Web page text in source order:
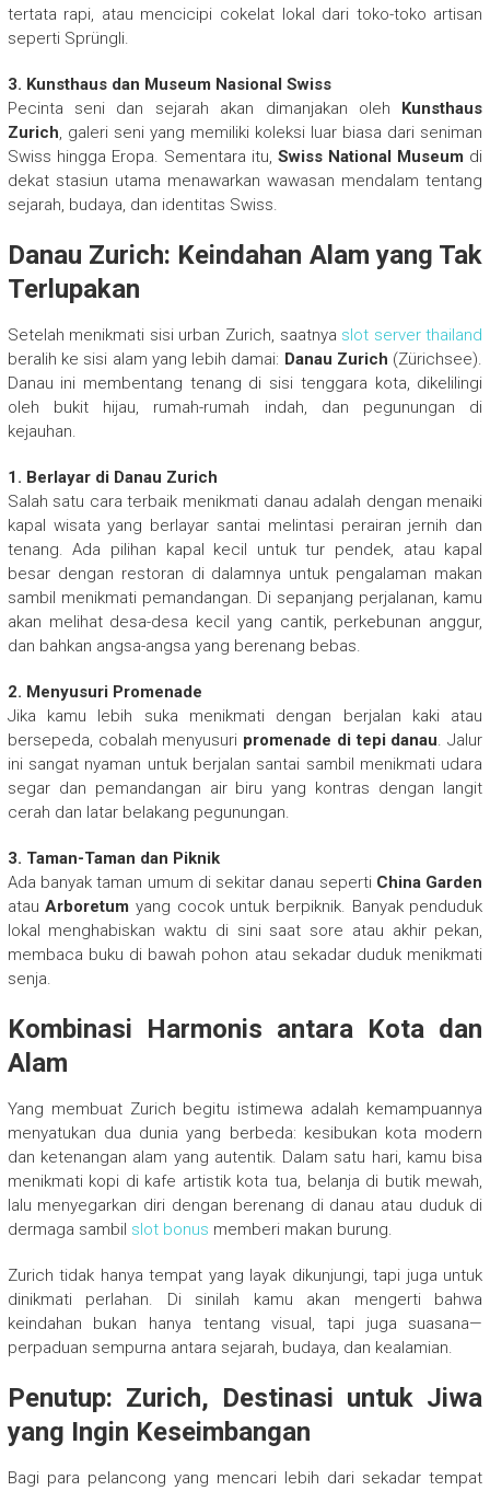
tertata rapi, atau mencicipi cokelat lokal dari toko-toko artisan
seperti Sprüngli.
3. Kunsthaus dan Museum Nasional Swiss
Pecinta seni dan sejarah akan dimanjakan oleh
Kunsthaus
Zurich, galeri seni yang memiliki koleksi luar biasa dari seniman
Swiss hingga Eropa. Sementara itu,Swiss National Museum di
dekat stasiun utama menawarkan wawasan mendalam tentang
sejarah, budaya, dan identitas Swiss.
Danau Zurich: Keindahan Alam yang Tak
Terlupakan
Setelah menikmati sisi urban Zurich, saatnya slot server thailand
beralih ke sisi alam yang lebih damai: Danau Zurich (Zürichsee).
Danau ini membentang tenang di sisi tenggara kota, dikelilingi
oleh bukit hijau, rumah-rumah indah, dan pegunungan di
kejauhan.
1. Berlayar di Danau Zurich
Salah satu cara terbaik menikmati danau adalah dengan menaiki
kapal wisata yang berlayar santai melintasi perairan jernih dan
tenang. Ada pilihan kapal kecil untuk tur pendek, atau kapal
besar dengan restoran di dalamnya untuk pengalaman makan
sambil menikmati pemandangan. Di sepanjang perjalanan, kamu
akan melihat desa-desa kecil yang cantik, perkebunan anggur,
dan bahkan angsa-angsa yang berenang bebas.
2. Menyusuri Promenade
Jika kamu lebih suka menikmati dengan berjalan kaki atau
bersepeda, cobalah menyusuri promenade di tepi danau. Jalur
ini sangat nyaman untuk berjalan santai sambil menikmati udara
segar dan pemandangan air biru yang kontras dengan langit
cerah dan latar belakang pegunungan.
3. Taman-Taman dan Piknik
Ada banyak taman umum di sekitar danau seperti China Garden
atauArboretum yang cocok untuk berpiknik. Banyak penduduk
lokal menghabiskan waktu di sini saat sore atau akhir pekan,
membaca buku di bawah pohon atau sekadar duduk menikmati
senja.
Kombinasi Harmonis antara Kota dan
Alam
Yang membuat Zurich begitu istimewa adalah kemampuannya
menyatukan dua dunia yang berbeda: kesibukan kota modern
dan ketenangan alam yang autentik. Dalam satu hari, kamu bisa
menikmati kopi di kafe artistik kota tua, belanja di butik mewah,
lalu menyegarkan diri dengan berenang di danau atau duduk di
dermaga sambil slot bonus memberi makan burung.
Zurich tidak hanya tempat yang layak dikunjungi, tapi juga untuk
dinikmati perlahan. Di sinilah kamu akan mengerti bahwa
keindahan bukan hanya tentang visual, tapi juga suasana—
perpaduan sempurna antara sejarah, budaya, dan kealamian.
Penutup: Zurich, Destinasi untuk Jiwa
yang Ingin Keseimbangan
Bagi para pelancong yang mencari lebih dari sekadar tempat